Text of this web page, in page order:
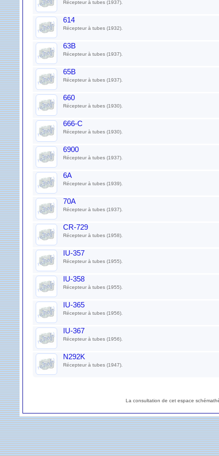
Récepteur à tubes (1937).
614
Récepteur à tubes (1932).
63B
Récepteur à tubes (1937).
65B
Récepteur à tubes (1937).
660
Récepteur à tubes (1930).
666-C
Récepteur à tubes (1930).
6900
Récepteur à tubes (1937).
6A
Récepteur à tubes (1939).
70A
Récepteur à tubes (1937).
CR-729
Récepteur à tubes (1958).
IU-357
Récepteur à tubes (1955).
IU-358
Récepteur à tubes (1955).
IU-365
Récepteur à tubes (1956).
IU-367
Récepteur à tubes (1956).
N292K
Récepteur à tubes (1947).
La consultation de cet espace